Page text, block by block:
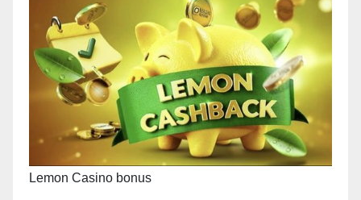
Lemon Casino bonus